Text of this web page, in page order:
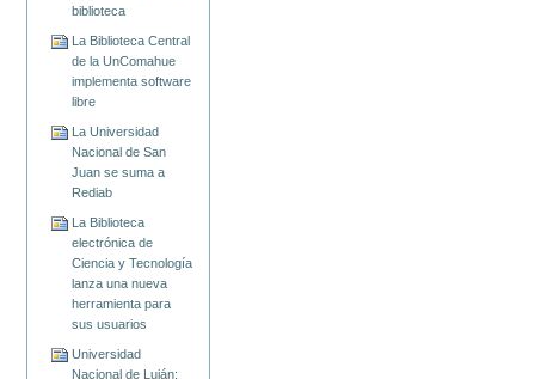
biblioteca
La Biblioteca Central
de la UnComahue
implementa software
libre
La Universidad
Nacional de San
Juan se suma a
Rediab
La Biblioteca
electrónica de
Ciencia y Tecnología
lanza una nueva
herramienta para
sus usuarios
Universidad
Nacional de Luján: